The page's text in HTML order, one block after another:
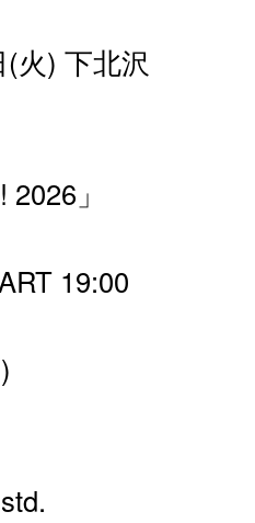
(火) 下北沢
」
19:00